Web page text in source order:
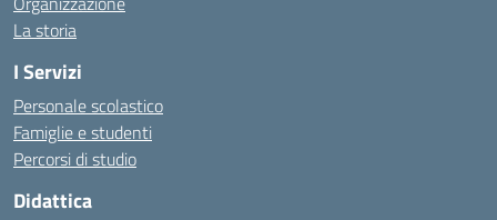
La storia
I Servizi
Personale scolastico
Famiglie e studenti
Percorsi di studio
Didattica